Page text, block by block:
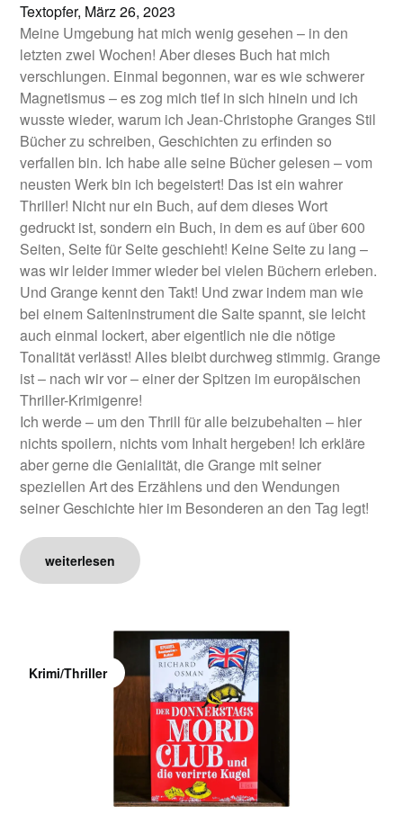
Textopfer, März 26, 2023
Meine Umgebung hat mich wenig gesehen – in den
letzten zwei Wochen! Aber dieses Buch hat mich
verschlungen. Einmal begonnen, war es wie schwerer
Magnetismus – es zog mich tief in sich hinein und ich
wusste wieder, warum ich Jean-Christophe Granges Stil
Bücher zu schreiben, Geschichten zu erfinden so
verfallen bin. Ich habe alle seine Bücher gelesen – vom
neusten Werk bin ich begeistert! Das ist ein wahrer
Thriller! Nicht nur ein Buch, auf dem dieses Wort
gedruckt ist, sondern ein Buch, in dem es auf über 600
Seiten, Seite für Seite geschieht! Keine Seite zu lang –
was wir leider immer wieder bei vielen Büchern erleben.
Und Grange kennt den Takt! Und zwar indem man wie
bei einem Saiteninstrument die Saite spannt, sie leicht
auch einmal lockert, aber eigentlich nie die nötige
Tonalität verlässt! Alles bleibt durchweg stimmig. Grange
ist – nach wir vor – einer der Spitzen im europäischen
Thriller-Krimigenre!
Ich werde – um den Thrill für alle beizubehalten – hier
nichts spoilern, nichts vom Inhalt hergeben! Ich erkläre
aber gerne die Genialität, die Grange mit seiner
speziellen Art des Erzählens und den Wendungen
seiner Geschichte hier im Besonderen an den Tag legt!
weiterlesen
Krimi/Thriller